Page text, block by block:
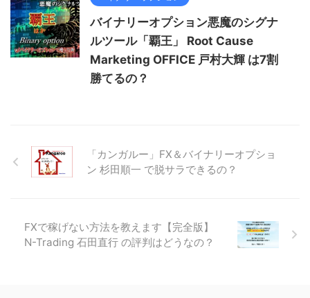
バイナリーオプション悪魔のシグナ
ルツール「覇王」 Root Cause
Marketing OFFICE 戸村大輝 は7割
勝てるの？
「カンガルー」FX＆バイナリーオプショ
ン 杉田順一 で脱サラできるの？
FXで稼げない方法を教えます【完全版】
N-Trading 石田直行 の評判はどうなの？